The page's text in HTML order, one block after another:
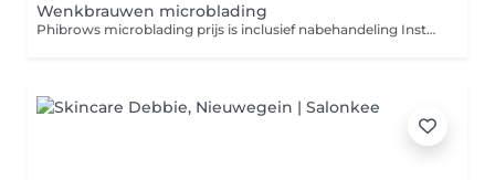
Wenkbrauwen microblading
Phibrows microblading prijs is inclusief nabehandeling Instagram Phibrows_sadife.a